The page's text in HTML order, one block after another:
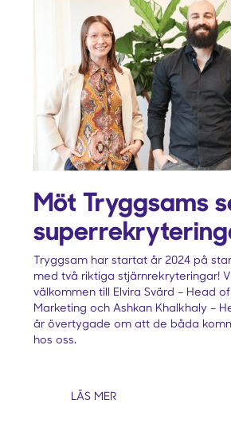
Möt Tryggsams
‍Tryggsam har startat år 2024 på
med två riktiga stjärnrekryteringar!
välkommen till Elvira Svärd – Head
Marketing och Ashkan Khalkhaly –
är övertygade om att de båda
hos oss.‍
LÄS MER